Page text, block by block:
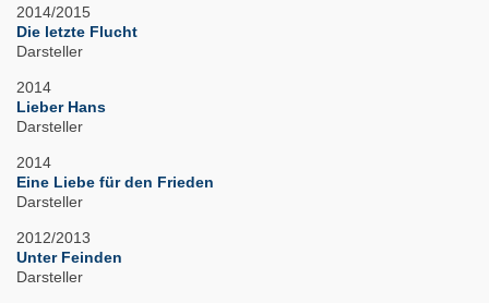
2014/2015
Die letzte Flucht
Darsteller
2014
Lieber Hans
Darsteller
2014
Eine Liebe für den Frieden
Darsteller
2012/2013
Unter Feinden
Darsteller